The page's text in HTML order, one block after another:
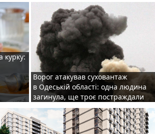
курку:
Ворог атакував суховантаж
в Одеській області: одна людина
загинула, ще троє постраждали